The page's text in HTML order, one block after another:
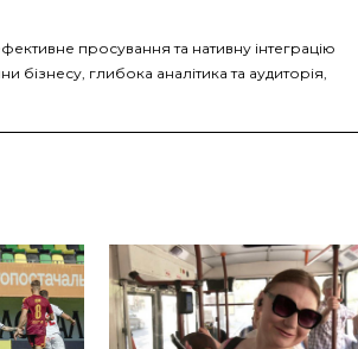
просування та нативну інтеграцію
бізнесу, глибока аналітика та аудиторія,